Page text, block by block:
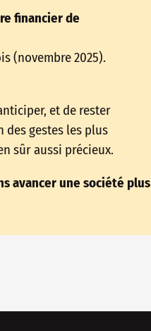
financier de
(novembre 2025).
et de rester
des gestes les plus
sûr aussi précieux.
avancer une société plus